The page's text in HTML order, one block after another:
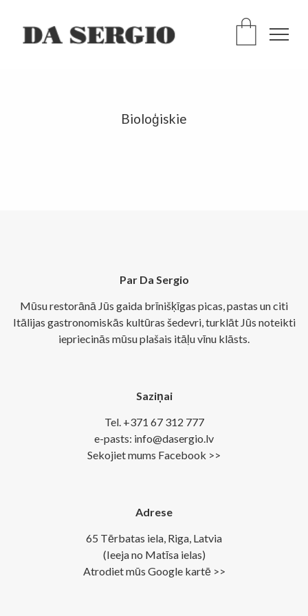
Bioloģiskie
Par Da Sergio
Mūsu restorānā Jūs gaida brīnišķīgas picas, pastas un citi
Itālijas gastronomiskās kultūras šedevri, turklāt Jūs noteikti
iepriecinās mūsu plašais itāļu vīnu klāsts.
Saziņai
Tel. +371 67 312 777
e-pasts: info@dasergio.lv
Sekojiet mums Facebook >>
Adrese
65 Tērbatas iela, Riga, Latvia
(Ieeja no Matīsa ielas)
Atrodiet mūs Google kartē >>